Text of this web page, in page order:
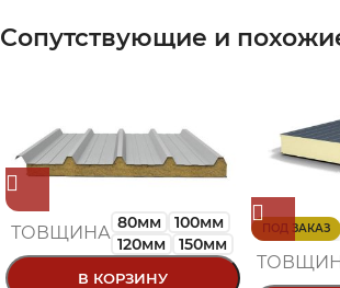
Сопутствующие и
ТОВЩИНА 80мм
100мм
120мм
150мм
В КОРЗИНУ
ПОД ЗАКАЗ